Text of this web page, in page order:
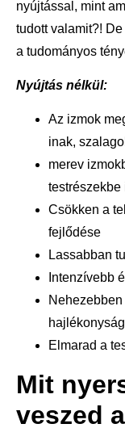
nyújtással, mint
tudott valamit?!
a tudományos
Nyújtás nélkül:
Az izmok
inak,
merev
testrészekbe
Csökken a
fejlődése
Lassabban
Intenzívebb
Elmarad a
Mit
veszed